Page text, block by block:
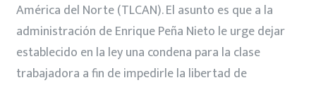
América del Norte (TLCAN). El asunto es que a la
administración de Enrique Peña Nieto le urge dejar
establecido en la ley una condena para la clase
trabajadora a fin de impedirle la libertad de